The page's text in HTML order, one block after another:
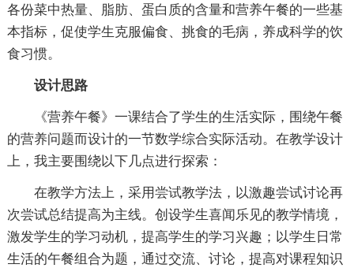
各份菜中热量、脂肪、蛋白质的含量和营养午餐的一些基
本指标，促使学生克服偏食、挑食的毛病，养成科学的饮
食习惯。
设计思路
《营养午餐》一课结合了学生的生活实际，围绕午餐
的营养问题而设计的一节数学综合实际活动。在教学设计
上，我主要围绕以下几点进行探索：
在教学方法上，采用尝试教学法，以激趣尝试讨论再
次尝试总结提高为主线。创设学生喜闻乐见的教学情境，
激发学生的学习动机，提高学生的学习兴趣；以学生日常
生活的午餐组合为题，通过交流、讨论，提高对课程知识